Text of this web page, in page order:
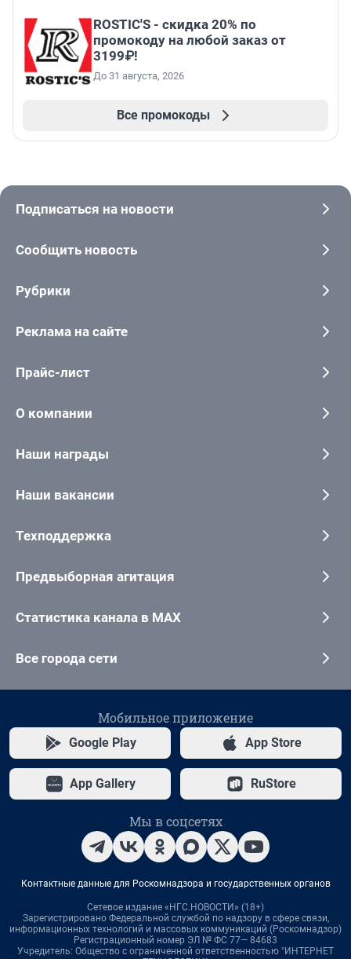
ROSTIC'S - скидка 20% по
промокоду на любой заказ от
3199₽!
До 31 августа, 2026
Все промокоды
Подписаться на новости
Сообщить новость
Рубрики
Реклама на сайте
Прайс-лист
О компании
Наши награды
Наши вакансии
Техподдержка
Предвыборная агитация
Статистика канала в MAX
Все города сети
Мобильное приложение
Google Play App Store
App Gallery RuStore
Мы в соцсетях
Контактные данные для Роскомнадзора и государственных органов
Сетевое издание «НГС.НОВОСТИ» (18+)
Зарегистрировано Федеральной службой по надзору в сфере связи,
информационных технологий и массовых коммуникаций (Роскомнадзор)
Регистрационный номер ЭЛ № ФС 77— 84683
Учредитель: Общество с ограниченной ответственностью "ИНТЕРНЕТ